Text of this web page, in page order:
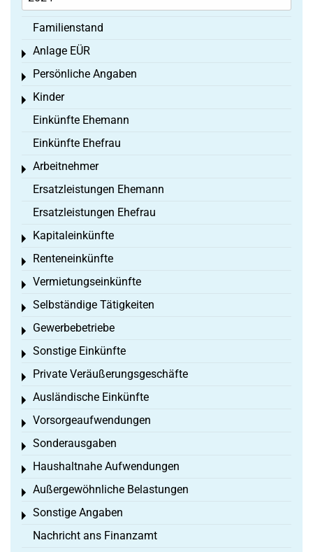
Familienstand
Anlage EÜR
Toggle menu
Persönliche Angaben
Toggle menu
Kinder
Toggle menu
Einkünfte Ehemann
Einkünfte Ehefrau
Arbeitnehmer
Toggle menu
Ersatzleistungen Ehemann
Ersatzleistungen Ehefrau
Kapitaleinkünfte
Toggle menu
Renteneinkünfte
Toggle menu
Vermietungseinkünfte
Toggle menu
Selbständige Tätigkeiten
Toggle menu
Gewerbebetriebe
Toggle menu
Sonstige Einkünfte
Toggle menu
Private Veräußerungsgeschäfte
Toggle menu
Ausländische Einkünfte
Toggle menu
Vorsorgeaufwendungen
Toggle menu
Sonderausgaben
Toggle menu
Haushaltnahe Aufwendungen
Toggle menu
Außergewöhnliche Belastungen
Toggle menu
Sonstige Angaben
Toggle menu
Nachricht ans Finanzamt